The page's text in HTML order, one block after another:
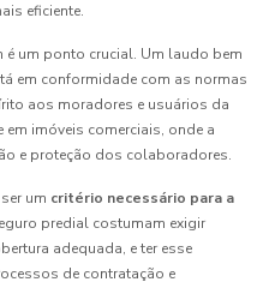
eficiente.
é um ponto crucial. Um laudo bem
em conformidade com as normas
aos moradores e usuários da
imóveis comerciais, onde a
e proteção dos colaboradores.
um critério necessário para a
predial costumam exigir
adequada, e ter esse
de contratação e